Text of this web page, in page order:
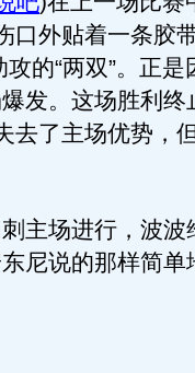
口外贴着一条胶
的“两双”。正
发。这场胜利终
去了主场优势，
场进行，波波
尼说的那样简单